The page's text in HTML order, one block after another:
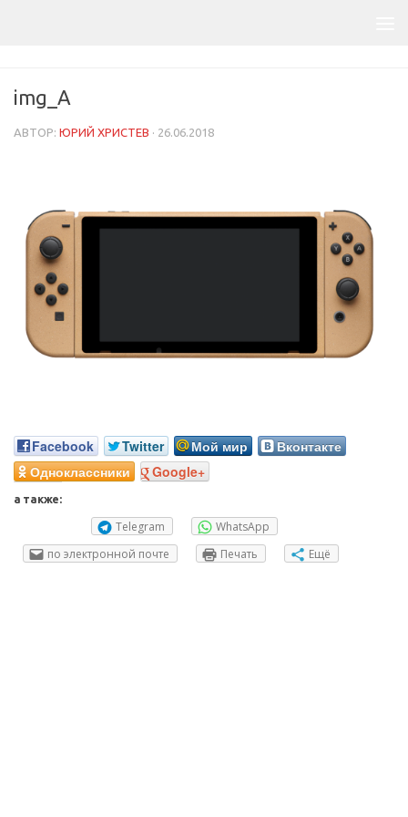
img_A
АВТОР: ЮРИЙ ХРИСТЕВ · 26.06.2018
Facebook Twitter Мой мир
Вконтакте
Одноклассники
Google+
а также:
Telegram
WhatsApp
по электронной почте
Печать Ещё